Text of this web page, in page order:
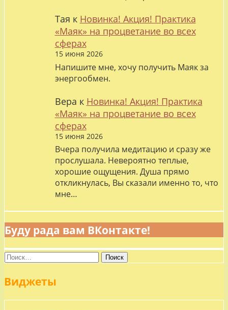
Тая к Новинка! Акция! Практика
«Маяк» на процветание во всех
сферах
15 июня 2026
Напишите мне, хочу получить Маяк за
энергообмен.
Вера к Новинка! Акция! Практика
«Маяк» на процветание во всех
сферах
15 июня 2026
Вчера получила медитацию и сразу же
прослушала. Невероятно теплые,
хорошие ощущения. Душа прямо
откликнулась, Вы сказали именно то, что
мне…
Буду рада вам ВКонтакте!
Найти:
Виджеты